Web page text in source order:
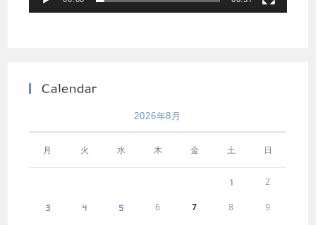
Calendar
2026年8月
月 火 水 木 金 土 日
1 2
3 4 5 6 7 8 9